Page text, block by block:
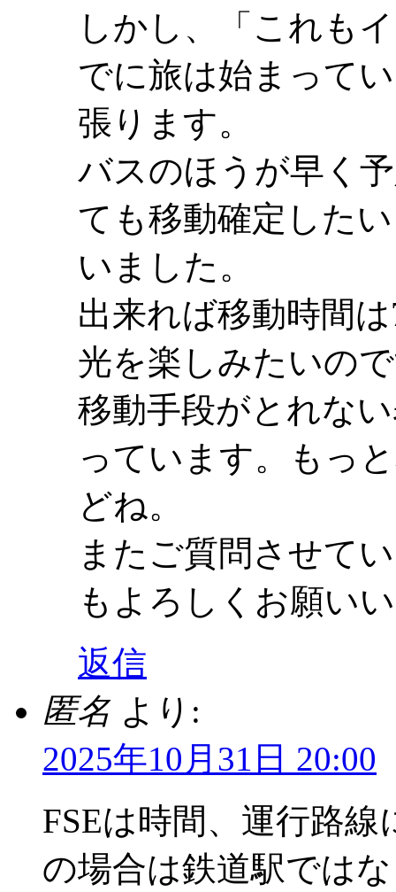
しかし、「これも
でに旅は始まって
張ります。
バスのほうが早く
ても移動確定した
いました。
出来れば移動時間
光を楽しみたいの
移動手段がとれな
っています。もっ
どね。
またご質問させて
もよろしくお願い
返信
匿名 より:
2025年10月31日 20:00
FSEは時間、運行路
の場合は鉄道駅では